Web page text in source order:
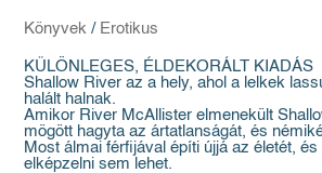
Könyvek / Erotikus
KÜLÖNLEGES, ÉLDEKORÁLT KIADÁS
Shallow River az a hely, ahol a lelkek
halált halnak.
Amikor River McAllister elmenekült
mögött hagyta az ártatlanságát, és
Most álmai férfijával építi újjá az életét, és
elképzelni sem lehet.